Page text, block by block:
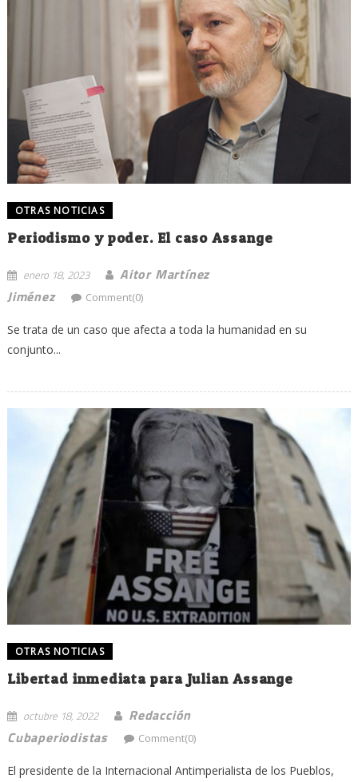
OTRAS NOTICIAS
Periodismo y poder. El caso Assange
enero 18, 2023
Aitor Martínez
Jiménez
Comment(0)
Se trata de un caso que afecta a toda la humanidad en su
conjunto...
OTRAS NOTICIAS
Libertad inmediata para Julian Assange
octubre 18, 2022
Redacción
Cubaperiodistas
Comment(0)
El presidente de la Internacional Antimperialista de los Pueblos,